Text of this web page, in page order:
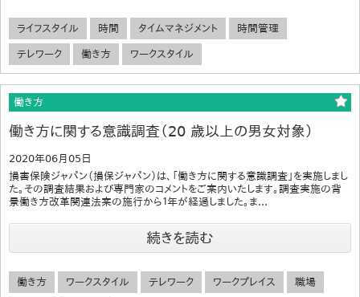
ライフスタイル 時間 タイムマネジメント 時間管理
テレワーク 働き方 ワークスタイル
働き方
働き方に関する意識調査（20 歳以上の男女対象）
2020年06月05日
損害保険ジャパン（損保ジャパン）は、「働き方に関する意識調査」を実施しまし
た。その調査結果および専門家のコメントをご案内いたします。調査実施の背
景働き方改革関連法案の施行から１年が経過しました。ま...
続きを読む
働き方 ワークスタイル テレワーク ワークプレイス 職場